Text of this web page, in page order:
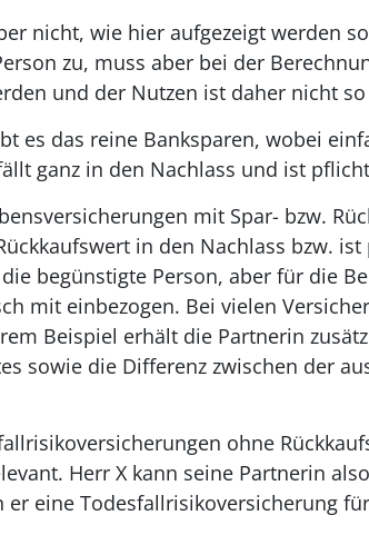
nicht, wie hier aufgezeigt werden
zu, muss aber bei der
und der Nutzen ist daher nicht
es das reine Banksparen, wobei
ganz in den Nachlass und ist
mit Spar- bzw.
in den Nachlass bzw.
begünstigte Person, aber für die
mit einbezogen. Bei vielen
Beispiel erhält die Partnerin
sowie die Differenz zwischen der
ohne
Herr X kann seine Partnerin
er eine Todesfallrisikoversicherung